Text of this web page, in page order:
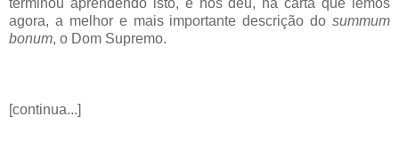
terminou aprendendo isto, e nos deu, na carta que lemos
agora, a melhor e mais importante descrição do summum
bonum, o Dom Supremo.
[continua...]